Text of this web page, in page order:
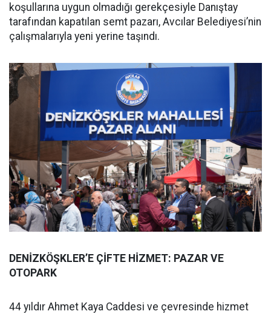
koşullarına uygun olmadığı gerekçesiyle Danıştay
tarafından kapatılan semt pazarı, Avcılar Belediyesi’nin
çalışmalarıyla yeni yerine taşındı.
DENİZKÖŞKLER’E ÇİFTE HİZMET: PAZAR VE
OTOPARK
44 yıldır Ahmet Kaya Caddesi ve çevresinde hizmet